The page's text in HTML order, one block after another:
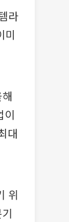
라
미
이
대
위